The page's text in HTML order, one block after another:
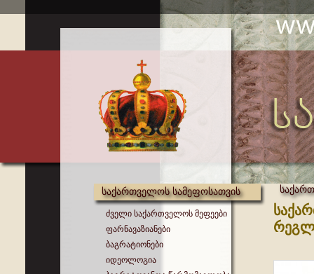
საქართველოს სამეფოსათვის
ძველი საქართველოს მეფეები
ფარნავაზიანები
ბაგრატიონები
იდეოლოგია